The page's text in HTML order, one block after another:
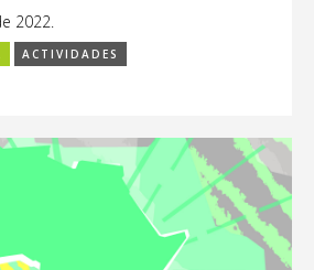
2022.
ACTIVIDADES